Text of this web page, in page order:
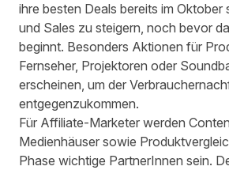
ihre besten Deals bereits im Oktober
und Sales zu steigern, noch bevor
beginnt. Besonders Aktionen für
Fernseher, Projektoren oder
erscheinen, um der
entgegenzukommen.
Für Affiliate-Marketer werden
Medienhäuser sowie
Phase wichtige PartnerInnen sein.